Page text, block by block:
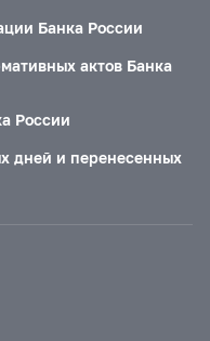
Банка России
актов Банка
России
дней и перенесенных